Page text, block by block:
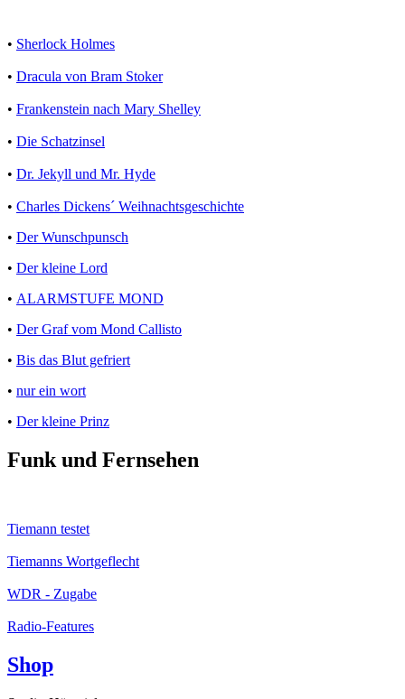
• Sherlock Holmes
• Dracula von Bram Stoker
• Frankenstein nach Mary Shelley
• Die Schatzinsel
• Dr. Jekyll und Mr. Hyde
• Charles Dickens´ Weihnachtsgeschichte
• Der Wunschpunsch
• Der kleine Lord
• ALARMSTUFE MOND
• Der Graf vom Mond Callisto
• Bis das Blut gefriert
• nur ein wort
• Der kleine Prinz
Funk und Fernsehen
Tiemann testet
Tiemanns Wortgeflecht
WDR - Zugabe
Radio-Features
Shop